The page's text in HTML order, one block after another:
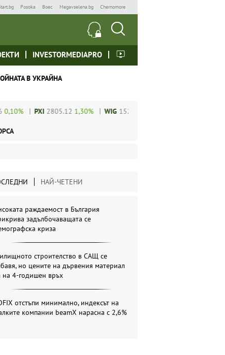
Posoka Boec Megavselena.bg Chernomore
INVESTORMEDIAPRO
В УКРАЙНА
PXI 2805.12 1,30% WIG 152152.63
НАЙ-ЧЕТЕНИ
раждаемост в България
задълбочаващата се
криза
строителство в САЩ се
но цените на дървения материал
на 4-годишен връх
отстъпи минимално, индексът на
компании beamX нарасна с 2,6%